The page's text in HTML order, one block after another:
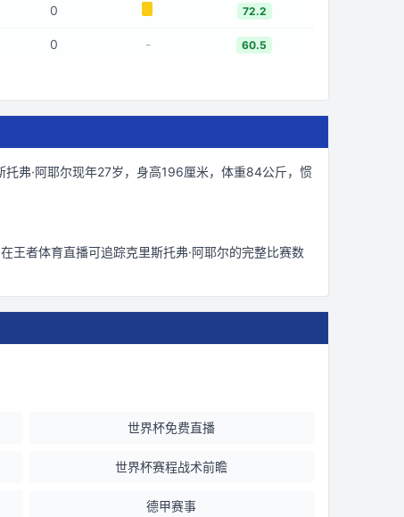
0 72.2
0 - 60.5
托弗·阿耶尔现年27岁，身高196厘米，体重84公斤，惯
王者体育直播可追踪克里斯托弗·阿耶尔的完整比赛数
世界杯免费直播
世界杯赛程战术前瞻
德甲赛事